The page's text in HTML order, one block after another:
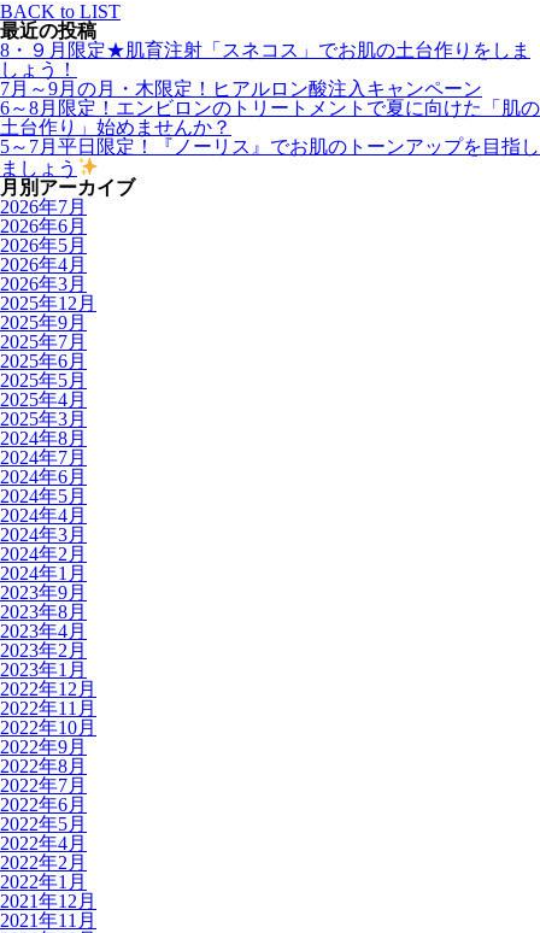
BACK to LIST
最近の投稿
8・９月限定★肌育注射「スネコス」でお肌の土台作りをしま
しょう！
7月～9月の月・木限定！ヒアルロン酸注入キャンペーン
6～8月限定！エンビロンのトリートメントで夏に向けた「肌の
土台作り」始めませんか？
5～7月平日限定！『ノーリス』でお肌のトーンアップを目指し
ましょう
月別アーカイブ
2026年7月
2026年6月
2026年5月
2026年4月
2026年3月
2025年12月
2025年9月
2025年7月
2025年6月
2025年5月
2025年4月
2025年3月
2024年8月
2024年7月
2024年6月
2024年5月
2024年4月
2024年3月
2024年2月
2024年1月
2023年9月
2023年8月
2023年4月
2023年2月
2023年1月
2022年12月
2022年11月
2022年10月
2022年9月
2022年8月
2022年7月
2022年6月
2022年5月
2022年4月
2022年2月
2022年1月
2021年12月
2021年11月